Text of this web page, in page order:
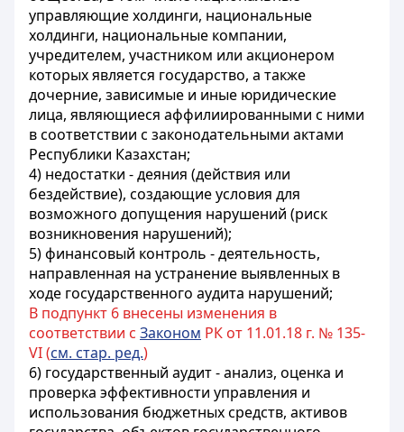
управляющие холдинги, национальные
холдинги, национальные компании,
учредителем, участником или акционером
которых является государство, а также
дочерние, зависимые и иные юридические
лица, являющиеся аффилиированными с ними
в соответствии с законодательными актами
Республики Казахстан;
4) недостатки - деяния (действия или
бездействие), создающие условия для
возможного допущения нарушений (риск
возникновения нарушений);
5) финансовый контроль - деятельность,
направленная на устранение выявленных в
ходе государственного аудита нарушений;
В подпункт 6 внесены изменения в
соответствии с Законом РК от 11.01.18 г. № 135-
VI (см. стар. ред.)
6) государственный аудит - анализ, оценка и
проверка эффективности управления и
использования бюджетных средств, активов